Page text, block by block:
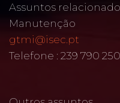
Assuntos
Manutenção
gtmi@isec.pt
Telefone : 239 790